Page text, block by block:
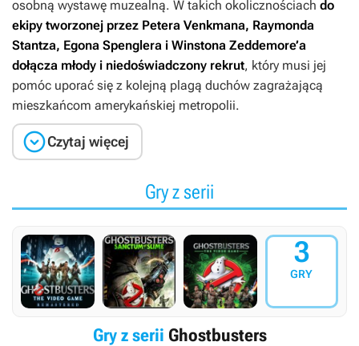
osobną wystawę muzealną. W takich okolicznościach do
ekipy tworzonej przez Petera Venkmana, Raymonda
Stantza, Egona Spenglera i Winstona Zeddemore’a
dołącza młody i niedoświadczony rekrut, który musi jej
pomóc uporać się z kolejną plagą duchów zagrażającą
mieszkańcom amerykańskiej metropolii.
Czytaj więcej
Gry z serii
3
GRY
Gry z serii Ghostbusters